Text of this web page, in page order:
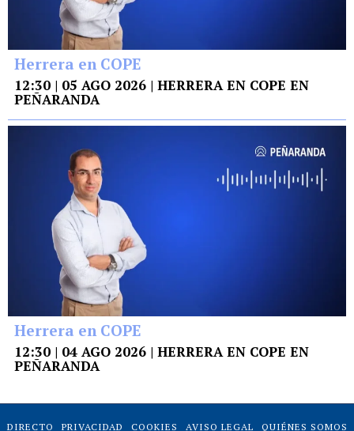
Herrera en COPE
12:30 | 05 AGO 2026 | HERRERA EN COPE EN
PEÑARANDA
Herrera en COPE
12:30 | 04 AGO 2026 | HERRERA EN COPE EN
PEÑARANDA
DIRECTO PRIVACIDAD COOKIES AVISO LEGAL QUIÉNES SOMOS